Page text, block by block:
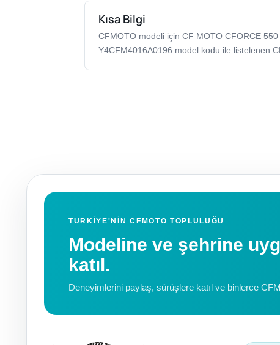
Kısa Bilgi
CFMOTO modeli için CF MOTO CFORCE
Y4CFM4016A0196 model kodu ile listelenen
TÜRKIYE'NIN CFMOTO TOPLULUĞU
Modeline ve şehrine
katıl.
Deneyimlerini paylaş, sürüşlere katıl ve binlerce